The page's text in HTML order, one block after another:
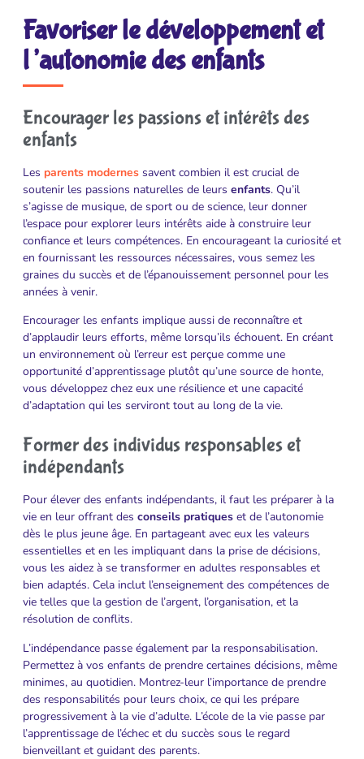
Favoriser le développement et
l’autonomie des enfants
Encourager les passions et intérêts des
enfants
Les parents modernes savent combien il est crucial de
soutenir les passions naturelles de leurs enfants. Qu’il
s’agisse de musique, de sport ou de science, leur donner
l’espace pour explorer leurs intérêts aide à construire leur
confiance et leurs compétences. En encourageant la curiosité et
en fournissant les ressources nécessaires, vous semez les
graines du succès et de l’épanouissement personnel pour les
années à venir.
Encourager les enfants implique aussi de reconnaître et
d’applaudir leurs efforts, même lorsqu’ils échouent. En créant
un environnement où l’erreur est perçue comme une
opportunité d’apprentissage plutôt qu’une source de honte,
vous développez chez eux une résilience et une capacité
d’adaptation qui les serviront tout au long de la vie.
Former des individus responsables et
indépendants
Pour élever des enfants indépendants, il faut les préparer à la
vie en leur offrant des conseils pratiques et de l’autonomie
dès le plus jeune âge. En partageant avec eux les valeurs
essentielles et en les impliquant dans la prise de décisions,
vous les aidez à se transformer en adultes responsables et
bien adaptés. Cela inclut l’enseignement des compétences de
vie telles que la gestion de l’argent, l’organisation, et la
résolution de conflits.
L’indépendance passe également par la responsabilisation.
Permettez à vos enfants de prendre certaines décisions, même
minimes, au quotidien. Montrez-leur l’importance de prendre
des responsabilités pour leurs choix, ce qui les prépare
progressivement à la vie d’adulte. L’école de la vie passe par
l’apprentissage de l’échec et du succès sous le regard
bienveillant et guidant des parents.